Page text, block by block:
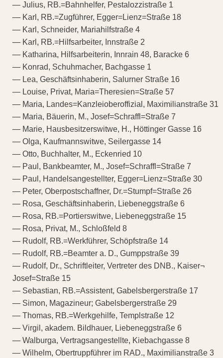
— Julius, RB.=Bahnhelfer, Pestalozzistraße 1
— Karl, RB.=Zugführer, Egger=Lienz=Straße 18
— Karl, Schneider, Mariahilfstraße 4
— Karl, RB.=Hilfsarbeiter, Innstraße 2
— Katharina, Hilfsarbeiterin, Innrain 48, Baracke 6
— Konrad, Schuhmacher, Bachgasse 1
— Lea, Geschäftsinhaberin, Salurner Straße 16
— Louise, Privat, Maria=Theresien=Straße 57
— Maria, Landes=Kanzleioberoffizial, Maximilianstraße 31
— Maria, Bäuerin, M., Josef=Schraffl=Straße 7
— Marie, Hausbesitzerswitwe, H., Höttinger Gasse 16
— Olga, Kaufmannswitwe, Seilergasse 14
— Otto, Buchhalter, M., Eckenried 10
— Paul, Bankbeamter, M., Josef=Schraffl=Straße 7
— Paul, Handelsangestellter, Egger=Lienz=Straße 30
— Peter, Oberpostschaffner, Dr.=Stumpf=Straße 26
— Rosa, Geschäftsinhaberin, Liebeneggstraße 6
— Rosa, RB.=Portierswitwe, Liebeneggstraße 15
— Rosa, Privat, M., Schloßfeld 8
— Rudolf, RB.=Werkführer, Schöpfstraße 14
— Rudolf, RB.=Beamter a. D., Gumppstraße 39
— Rudolf, Dr., Schriftleiter, Vertreter des DNB., Kaiser¬
Josef=Straße 15
— Sebastian, RB.=Assistent, Gabelsbergerstraße 17
— Simon, Magazineur; Gabelsbergerstraße 29
— Thomas, RB.=Werkgehilfe, Templstraße 12
— Virgil, akadem. Bildhauer, Liebeneggstraße 6
— Walburga, Vertragsangestellte, Kiebachgasse 8
— Wilhelm, Obertruppführer im RAD., Maximilianstraße 3